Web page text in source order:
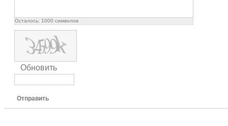
Осталось: 1000 символов
Обновить
Отправить